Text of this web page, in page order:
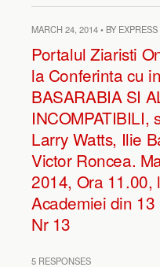
MARCH 24, 2014 • BY EXPRESS
Portalul Ziaristi
la Conferinta cu
BASARABIA SI
INCOMPATIBILI,
Larry Watts, Ilie
Victor Roncea.
2014, Ora 11.00,
Academiei din
Nr 13
5 RESPONSES